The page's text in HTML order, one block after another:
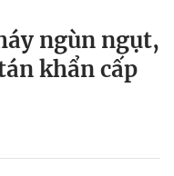
ngùn ngụt,
khẩn cấp